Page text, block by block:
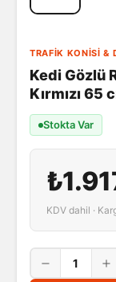
TRAFIK KONISI &
Kedi Gözlü
Kırmızı 65
Stokta Var
KDV dahil ·
1